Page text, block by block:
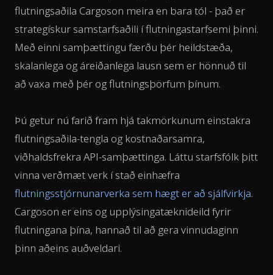
flutningsaðila Cargoson meira en bara tól - það er
strategískur samstarfsaðili í flutningastarfsemi þinni.
Með einni samþættingu færðu þér heildstæða,
skalanlega og áreiðanlega lausn sem er hönnuð til
að vaxa með þér og flutningsþörfum þínum.
Þú getur nú farið fram hjá takmörkunum einstakra
flutningsaðila-tengla og kostnaðarsamra,
viðhaldsfrekra API-samþættinga. Láttu starfsfólk þitt
vinna verðmæt verk í stað einhæfra
flutningsstjórnunarverka sem hægt er að sjálfvirkja.
Cargoson er eins og upplýsingatæknideild fyrir
flutningana þína, hannað til að gera vinnudaginn
þinn aðeins auðveldari.